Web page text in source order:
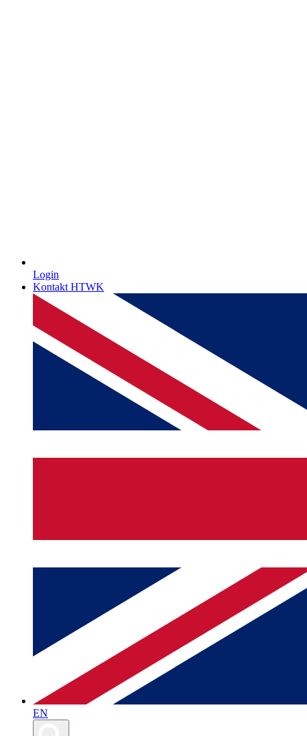
Login
Kontakt HTWK
EN